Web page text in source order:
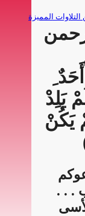
يَلِدْ
يَكُنْ
. . .